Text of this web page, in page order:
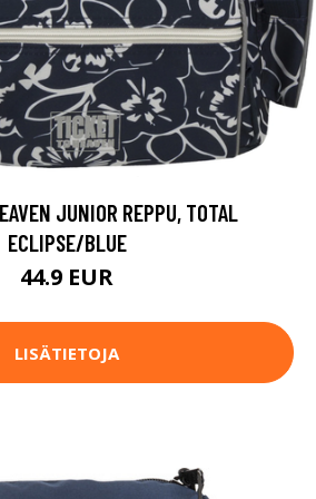
JUNIOR REPPU, TOTAL
ECLIPSE/BLUE
44.9 EUR
LISÄTIETOJA